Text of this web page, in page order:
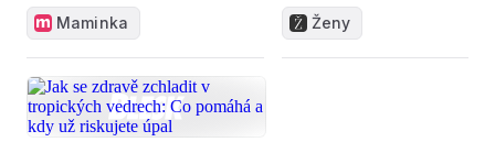
Maminka Ženy